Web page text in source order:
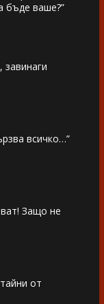
бъде ваше?”
завинаги
всичко…”
Защо не
от